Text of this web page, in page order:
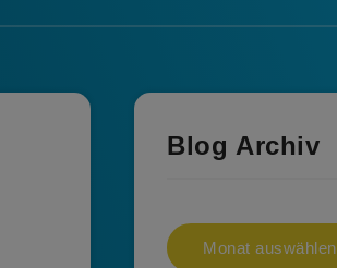
Blog Archiv
Monat auswählen